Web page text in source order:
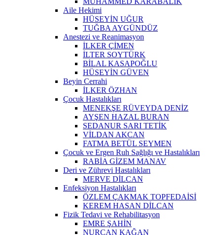
Aile Hekimi
HÜSEYİN UĞUR
TUĞBA AYGÜNDÜZ
Anestezi ve Reanimasyon
İLKER ÇİMEN
İLTER SOYTÜRK
BİLAL KASAPOĞLU
HÜSEYİN GÜVEN
Beyin Cerrahi
İLKER ÖZHAN
Çocuk Hastalıkları
MENEKŞE RÜVEYDA DENİZ
AYŞEN HAZAL BURAN
SEDANUR SARI TETİK
VİLDAN AKCAN
FATMA BETÜL SEYMEN
Çocuk ve Ergen Ruh Sağlığı ve Hastalıkları
RABİA GİZEM MANAV
Deri ve Zührevi Hastalıkları
MERVE DİLCAN
Enfeksiyon Hastalıkları
ÖZLEM ÇAKMAK TOPFEDAİSİ
KEREM HASAN DİLCAN
Fizik Tedavi ve Rehabilitasyon
EMRE ŞAHİN
NURCAN KAĞAN